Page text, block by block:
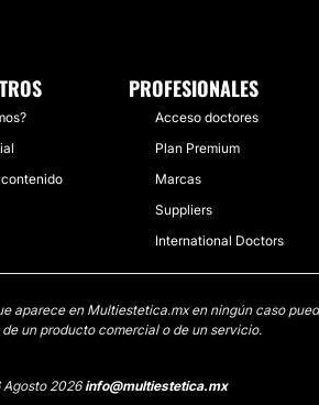
PROFESIONALES
Acceso doctores
Plan Premium
Marcas
Suppliers
International Doctors
aparece en Multiestetica.mx en ningún caso
un producto comercial o de un servicio.
Agosto 2026info@multiestetica.mx